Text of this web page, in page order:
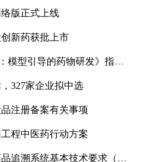
版正式上线
新药获批上市
发》指导原则实施建议和中文翻译稿意见
327家企业拟中选
注册备案有关事项
程中医药行动方案
本技术要求（修订征求意见稿）》意见